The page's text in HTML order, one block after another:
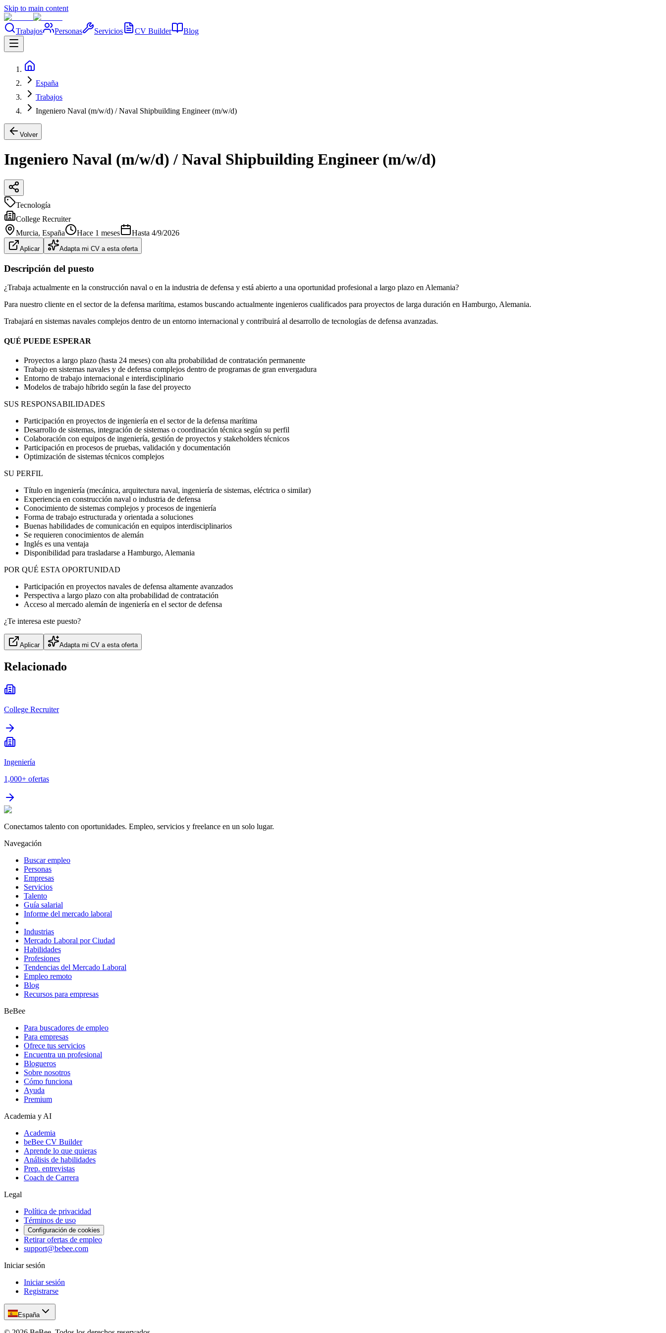
Skip to main content
Trabajos Personas Servicios CV Builder Blog
España
Trabajos
Ingeniero Naval (m/w/d) / Naval Shipbuilding Engineer (m/w/d)
Volver
Ingeniero Naval (m/w/d) / Naval Shipbuilding Engineer (m/w/d)
Tecnología
College Recruiter
Murcia, España Hace 1 meses Hasta 4/9/2026
Aplicar Adapta mi CV a esta oferta
Descripción del puesto
¿Trabaja actualmente en la construcción naval o en la industria de defensa y está abierto a una oportunidad profesional a largo plazo en Alemania?
Para nuestro cliente en el sector de la defensa marítima, estamos buscando actualmente ingenieros cualificados para proyectos de larga duración en Hamburgo, Alemania.
Trabajará en sistemas navales complejos dentro de un entorno internacional y contribuirá al desarrollo de tecnologías de defensa avanzadas.
QUÉ PUEDE ESPERAR
Proyectos a largo plazo (hasta 24 meses) con alta probabilidad de contratación permanente
Trabajo en sistemas navales y de defensa complejos dentro de programas de gran envergadura
Entorno de trabajo internacional e interdisciplinario
Modelos de trabajo híbrido según la fase del proyecto
SUS RESPONSABILIDADES
Participación en proyectos de ingeniería en el sector de la defensa marítima
Desarrollo de sistemas, integración de sistemas o coordinación técnica según su perfil
Colaboración con equipos de ingeniería, gestión de proyectos y stakeholders técnicos
Participación en procesos de pruebas, validación y documentación
Optimización de sistemas técnicos complejos
SU PERFIL
Título en ingeniería (mecánica, arquitectura naval, ingeniería de sistemas, eléctrica o similar)
Experiencia en construcción naval o industria de defensa
Conocimiento de sistemas complejos y procesos de ingeniería
Forma de trabajo estructurada y orientada a soluciones
Buenas habilidades de comunicación en equipos interdisciplinarios
Se requieren conocimientos de alemán
Inglés es una ventaja
Disponibilidad para trasladarse a Hamburgo, Alemania
POR QUÉ ESTA OPORTUNIDAD
Participación en proyectos navales de defensa altamente avanzados
Perspectiva a largo plazo con alta probabilidad de contratación
Acceso al mercado alemán de ingeniería en el sector de defensa
¿Te interesa este puesto?
Aplicar Adapta mi CV a esta oferta
Relacionado
College Recruiter
Ingeniería
1,000+ ofertas
Conectamos talento con oportunidades. Empleo, servicios y freelance en un solo lugar.
Navegación
Buscar empleo
Personas
Empresas
Servicios
Talento
Guía salarial
Informe del mercado laboral
Industrias
Mercado Laboral por Ciudad
Habilidades
Profesiones
Tendencias del Mercado Laboral
Empleo remoto
Blog
Recursos para empresas
BeBee
Para buscadores de empleo
Para empresas
Ofrece tus servicios
Encuentra un profesional
Blogueros
Sobre nosotros
Cómo funciona
Ayuda
Premium
Academia y AI
Academia
beBee CV Builder
Aprende lo que quieras
Análisis de habilidades
Prep. entrevistas
Coach de Carrera
Legal
Política de privacidad
Términos de uso
Configuración de cookies
Retirar ofertas de empleo
support@bebee.com
Iniciar sesión
Iniciar sesión
Registrarse
España